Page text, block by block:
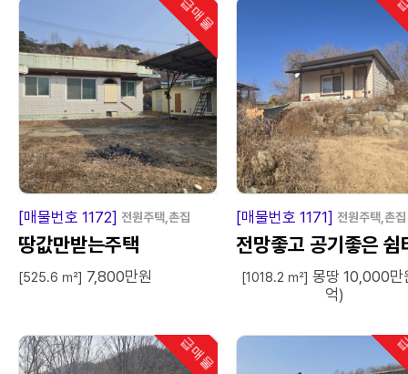
급매물
인기
급 매 물
[매물번호 1172] 전원주택,촌집
땅값만받는주택
[525.6 ㎡] 7,800만원
급 매
[매물번호 1171] 전원주택,촌집
전망좋고 공기좋은 쉼
[1018.2 ㎡] 몽땅 10,000만
억)
급매물
인기